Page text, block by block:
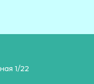
1/22